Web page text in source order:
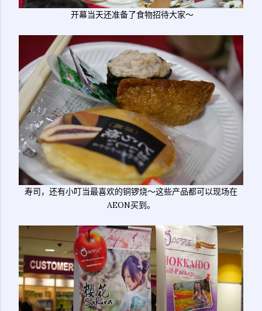
开幕当天还准备了食物招待大家～
寿司，还有小叮当最喜欢的铜锣烧～这些产品都可以现场在
AEON买到。